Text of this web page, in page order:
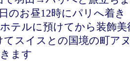
のお昼12時にパリへ着き
テルに預けてから装飾美
スイスとの国境の町ア
ます